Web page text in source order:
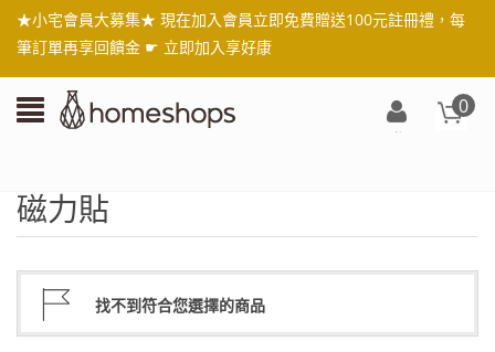
★小宅會員大募集★ 現在加入會員立即免費贈送100元註冊禮，每
筆訂單再享回饋金 ☛ 立即加入享好康
0
磁力貼
找不到符合您選擇的商品